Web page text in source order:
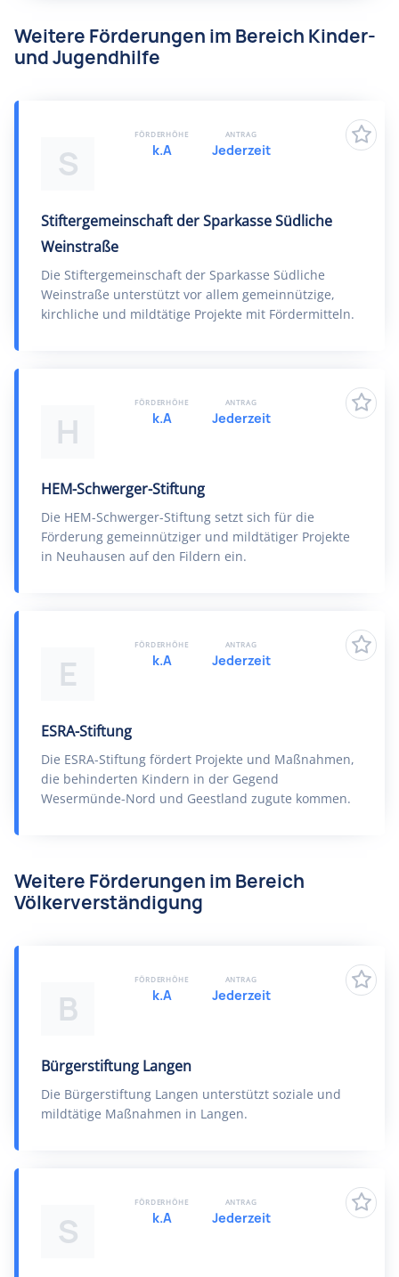
Weitere Förderungen im Bereich Kinder-
und Jugendhilfe
S
Stiftergemeinschaft der Sparkasse Südliche
Weinstraße
Die Stiftergemeinschaft der Sparkasse Südliche
Weinstraße unterstützt vor allem gemeinnützige,
kirchliche und mildtätige Projekte mit Fördermitteln.
FÖRDERHÖHE
k.A
ANTRAG
Jederzeit
H
HEM-Schwerger-Stiftung
Die HEM-Schwerger-Stiftung setzt sich für die
Förderung gemeinnütziger und mildtätiger Projekte
in Neuhausen auf den Fildern ein.
FÖRDERHÖHE
k.A
ANTRAG
Jederzeit
E
ESRA-Stiftung
Die ESRA-Stiftung fördert Projekte und Maßnahmen,
die behinderten Kindern in der Gegend
Wesermünde-Nord und Geestland zugute kommen.
FÖRDERHÖHE
k.A
ANTRAG
Jederzeit
Weitere Förderungen im Bereich
Völkerverständigung
B
Bürgerstiftung Langen
Die Bürgerstiftung Langen unterstützt soziale und
mildtätige Maßnahmen in Langen.
FÖRDERHÖHE
k.A
ANTRAG
Jederzeit
S
FÖRDERHÖHE
k.A
ANTRAG
Jederzeit